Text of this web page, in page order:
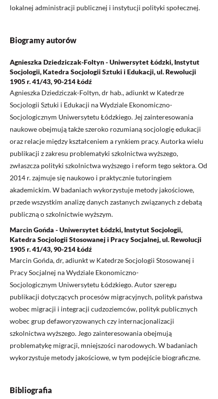
lokalnej administracji publicznej i instytucji polityki społecznej.
Biogramy autorów
Agnieszka Dziedziczak-Foltyn - Uniwersytet Łódzki, Instytut
Socjologii, Katedra Socjologii Sztuki i Edukacji, ul. Rewolucji
1905 r. 41/43, 90-214 Łódź
Agnieszka Dziedziczak-Foltyn, dr hab., adiunkt w Katedrze
Socjologii Sztuki i Edukacji na Wydziale Ekonomiczno-
Socjologicznym Uniwersytetu Łódzkiego. Jej zainteresowania
naukowe obejmują także szeroko rozumianą socjologię edukacji
oraz relacje między kształceniem a rynkiem pracy. Autorka wielu
publikacji z zakresu problematyki szkolnictwa wyższego,
zwłaszcza polityki szkolnictwa wyższego i reform tego sektora. Od
2014 r. zajmuje się naukowo i praktycznie tutoringiem
akademickim. W badaniach wykorzystuje metody jakościowe,
przede wszystkim analizę danych zastanych związanych z debatą
publiczną o szkolnictwie wyższym.
Marcin Gońda - Uniwersytet Łódzki, Instytut Socjologii,
Katedra Socjologii Stosowanej i Pracy Socjalnej, ul. Rewolucji
1905 r. 41/43, 90-214 Łódź
Marcin Gońda, dr, adiunkt w Katedrze Socjologii Stosowanej i
Pracy Socjalnej na Wydziale Ekonomiczno-
Socjologicznym Uniwersytetu Łódzkiego. Autor szeregu
publikacji dotyczących procesów migracyjnych, polityk państwa
wobec migracji i integracji cudzoziemców, polityk publicznych
wobec grup defaworyzowanych czy internacjonalizacji
szkolnictwa wyższego. Jego zainteresowania obejmują
problematykę migracji, mniejszości narodowych. W badaniach
wykorzystuje metody jakościowe, w tym podejście biograficzne.
Bibliografia